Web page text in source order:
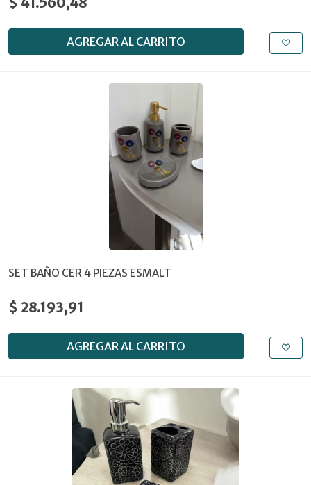
AGREGAR AL CARRITO
SET BAÑO CER 4 PIEZAS ESMALT
$ 28.193,91
AGREGAR AL CARRITO